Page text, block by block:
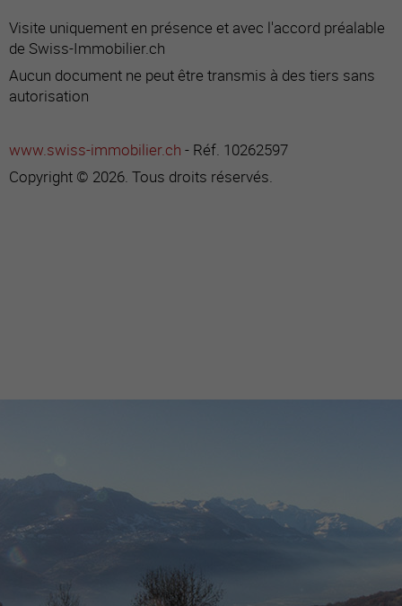
Visite uniquement en présence et avec l'accord préalable
de Swiss-Immobilier.ch
Aucun document ne peut être transmis à des tiers sans
autorisation
www.swiss-immobilier.ch - Réf. 10262597
Copyright © 2026. Tous droits réservés.